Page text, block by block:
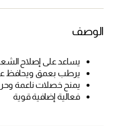
الوصف
يساعد على إصلاح
يرطب بعمق ويحافظ
يمنح خصلات ناعمة
فعالية إضافية قوية